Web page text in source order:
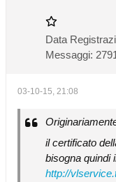
Data
Messaggi: 2791
03-10-15, 21:08
il certificato
bisogna quindi
http://